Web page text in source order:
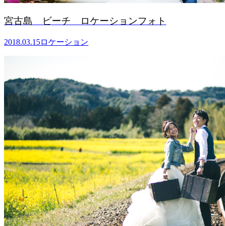
宮古島 ビーチ ロケーションフォト
2018.03.15ロケーション